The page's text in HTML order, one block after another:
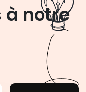
à notre